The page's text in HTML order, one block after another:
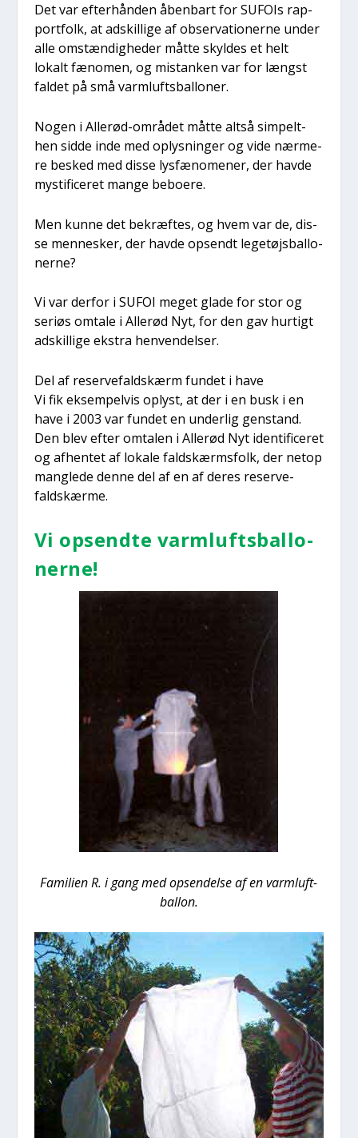
Det var efter­hån­den åben­bart for SUFOIs rap­
port­folk, at adskil­li­ge af obser­va­tio­ner­ne under
alle omstæn­dig­he­der måt­te skyl­des et helt
lokalt fæno­men, og mistan­ken var for længst
fal­det på små varm­lufts­bal­lo­ner.
Nogen i Alle­rød-områ­det måt­te alt­så sim­pelt­
hen sid­de inde med oplys­nin­ger og vide nær­me­
re besked med dis­se lys­fæ­no­me­ner, der hav­de
mysti­fi­ce­ret man­ge bebo­e­re.
Men kun­ne det bekræf­tes, og hvem var de, dis­
se men­ne­sker, der hav­de opsendt lege­tøjs­bal­lo­
ner­ne?
Vi var der­for i SUFOI meget gla­de for stor og
seri­øs omta­le i Alle­rød Nyt, for den gav hur­tigt
adskil­li­ge ekstra hen­ven­del­ser.
Del af reser­ve­faldskærm fun­det i have
Vi fik eksem­pel­vis oplyst, at der i en busk i en
have i 2003 var fun­det en under­lig gen­stand.
Den blev efter omta­len i Alle­rød Nyt iden­ti­fi­ce­ret
og afhen­tet af loka­le faldskærms­folk, der net­op
mang­le­de den­ne del af en af deres reser­ve­
faldskær­me.
Vi opsend­te varm­lufts­bal­lo­
ner­ne!
Fami­li­en R. i gang med opsen­del­se af en varm­luft­
bal­lon.